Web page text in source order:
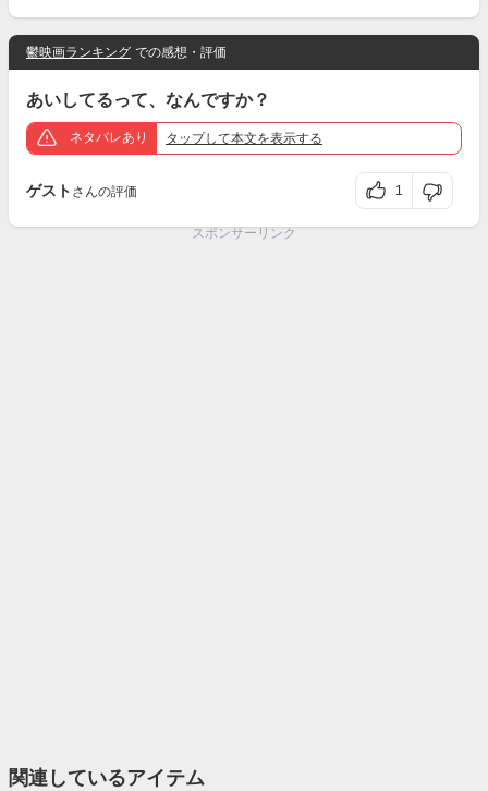
鬱映画ランキング での感想・評価
あいしてるって、なんですか？
ネタバレあり タップして本文を表示する
ゲスト さんの評価 1
スポンサーリンク
関連しているアイテム